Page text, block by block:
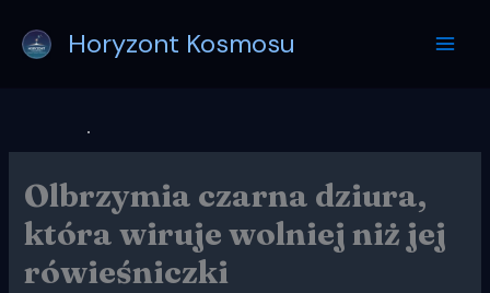
treści
Horyzont Kosmosu
Olbrzymia czarna dziura,
która wiruje wolniej niż jej
rówieśniczki